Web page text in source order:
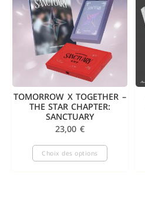
TOMORROW X TOGETHER –
THE STAR CHAPTER:
SANCTUARY
23,00 €
Choix des options